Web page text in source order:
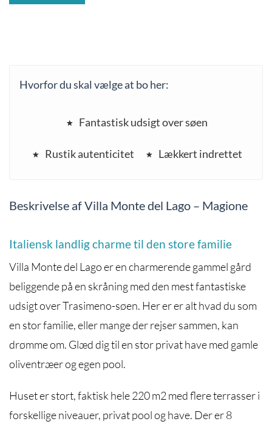
Hvorfor du skal vælge at bo her:
Fantastisk udsigt over søen
Rustik autenticitet Lækkert indrettet
Beskrivelse af Villa Monte del Lago – Magione
Italiensk landlig charme til den store familie
Villa Monte del Lago er en charmerende gammel gård
beliggende på en skråning med den mest fantastiske
udsigt over Trasimeno-søen. Her er er alt hvad du som
en stor familie, eller mange der rejser sammen, kan
drømme om. Glæd dig til en stor privat have med gamle
oliventræer og egen pool.
Huset er stort, faktisk hele 220 m2 med flere terrasser i
forskellige niveauer, privat pool og have. Der er 8